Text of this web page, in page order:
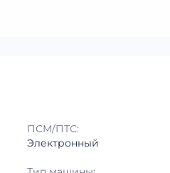
ПСМ/ПТС:
Электронный